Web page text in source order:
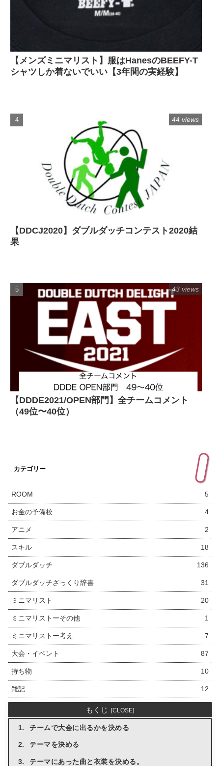
【メンズミニマリスト】服はHanesのBEEFY-T
シャツしか着ないでいい【3年間の実経験】
【DDCJ2020】ダブルダッチコンテスト2020結
果
44 views
【DDDE2021/OPEN部門】全チームコメント
（49位〜40位）
43 views
カテゴリー
ROOM 5
お金の予備校 4
アニメ 2
スキル 18
ダブルダッチ 136
ダブルダッチざっくり辞書 31
ミニマリスト 20
ミニマリストーその他 1
ミニマリストー考え 7
大会・イベント 87
持ち物 10
雑記 12
もくじ
チームで大会に出るかを決める
テーマを決める
テーマにあった曲と衣装を決める。